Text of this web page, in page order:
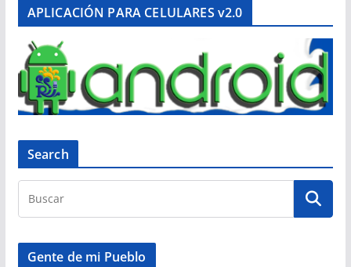
APLICACIÓN PARA CELULARES v2.0
Search
Gente de mi Pueblo